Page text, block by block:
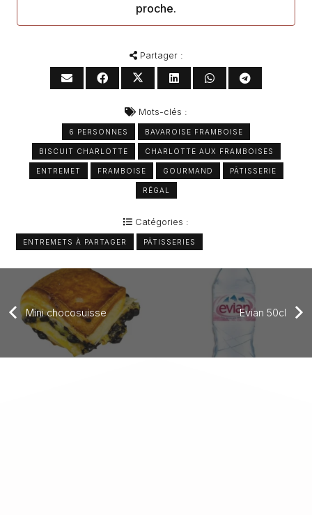
proche.
Partager :
Mots-clés :
6 PERSONNES BAVAROISE FRAMBOISE
BISCUIT CHARLOTTE CHARLOTTE AUX FRAMBOISES
ENTREMET FRAMBOISE GOURMAND PÂTISSERIE
RÉGAL
Catégories :
ENTREMETS À PARTAGER PÂTISSERIES
Mini chocosuisse Evian 50cl